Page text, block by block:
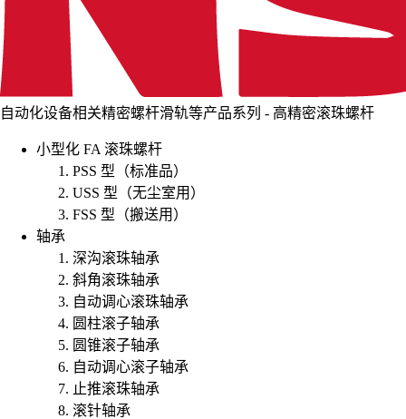
自动化设备相关精密螺杆滑轨等产品系列 - 高精密滚珠螺杆
小型化 FA 滚珠螺杆
PSS 型（标准品）
USS 型（无尘室用）
FSS 型（搬送用）
轴承
深沟滚珠轴承
斜角滚珠轴承
自动调心滚珠轴承
圆柱滚子轴承
圆锥滚子轴承
自动调心滚子轴承
止推滚珠轴承
滚针轴承